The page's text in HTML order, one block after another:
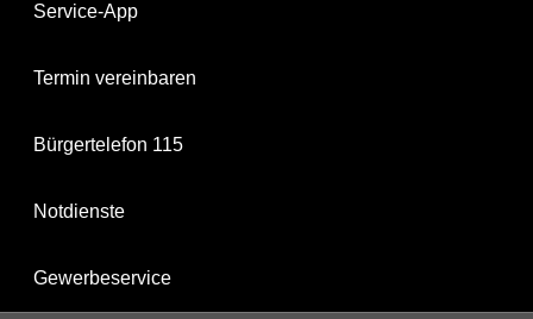
Service-App
Termin vereinbaren
Bürgertelefon 115
Notdienste
Gewerbeservice